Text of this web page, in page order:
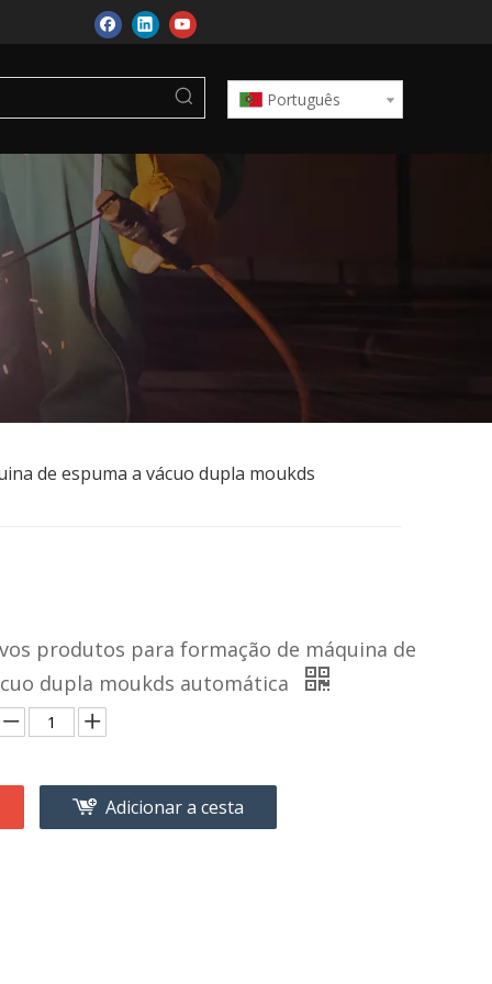
Português
de espuma a vácuo dupla moukds
produtos para formação de máquina de
dupla moukds automática
Adicionar a cesta